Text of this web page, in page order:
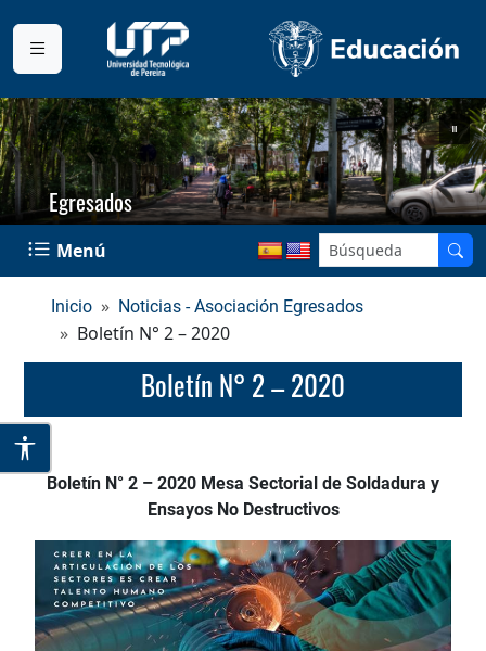
Egresados
Menú
Inicio Noticias - Asociación Egresados
Boletín N° 2 – 2020
Boletín N° 2 – 2020
Boletín N° 2 – 2020 Mesa Sectorial de Soldadura y
Ensayos No Destructivos